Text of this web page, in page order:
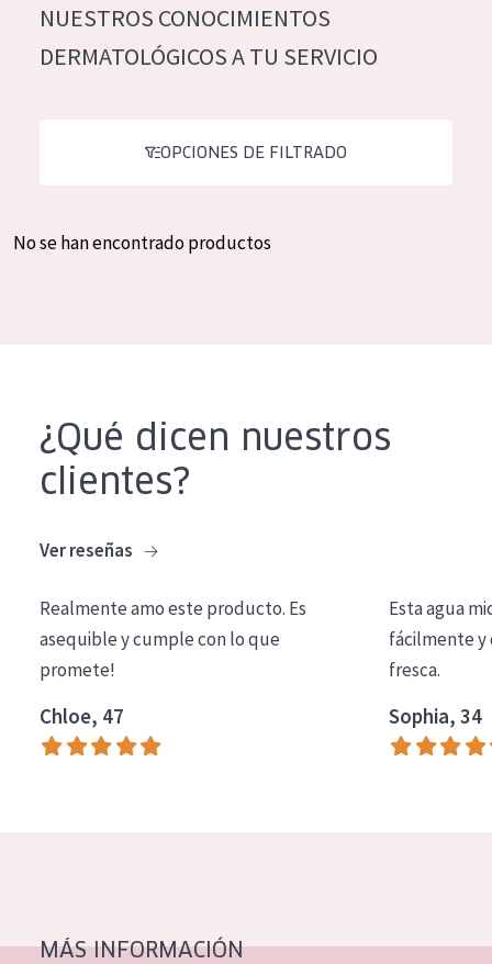
Hidratación y luminosidad
Reducción de arrugas
TIPO DE PRODUCTO
Limpieza
Essentials
Lift+
Expert
Piel sensible
Piel menopáusica
German
Spanish
NUESTROS CONOCIMIENTOS
DERMATOLÓGICOS A TU SERVICIO
OPCIONES DE FILTRADO
No se han encontrado productos
¿Qué dicen nuestros
clientes?
Ver reseñas
Realmente amo este producto. Es
asequible y cumple con lo que
promete!
Chloe, 47
Esta agua
fácilmente y
fresca.
Sophia, 34
MÁS INFORMACIÓN